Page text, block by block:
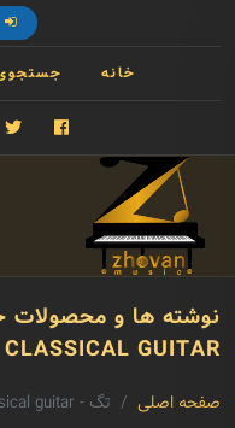
خانه
CLASSICAL GUITAR
صفحه اصلی تگ - Yamaha C40 classical guitar